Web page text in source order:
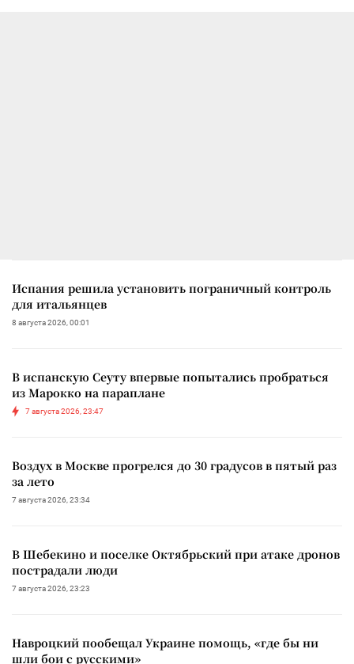
Испания решила установить пограничный контроль
для итальянцев
8 августа 2026, 00:01
В испанскую Сеуту впервые попытались пробраться
из Марокко на параплане
7 августа 2026, 23:47
Воздух в Москве прогрелся до 30 градусов в пятый раз
за лето
7 августа 2026, 23:34
В Шебекино и поселке Октябрьский при атаке дронов
пострадали люди
7 августа 2026, 23:23
Навроцкий пообещал Украине помощь, «где бы ни
шли бои с русскими»